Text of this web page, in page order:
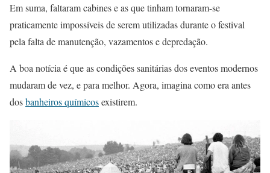
Em suma, faltaram cabines e as que tinham tornaram-se
praticamente impossíveis de serem utilizadas durante o festival
pela falta de manutenção, vazamentos e depredação.
A boa notícia é que as condições sanitárias dos eventos modernos
mudaram de vez, e para melhor. Agora, imagina como era antes
dosbanheiros químicosexistirem.